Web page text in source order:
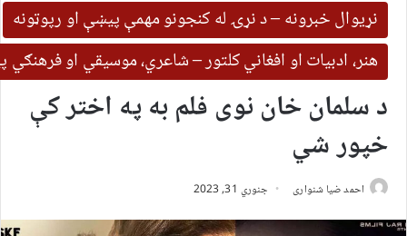
نړیوال خبرونه – د نړۍ له کنجونو مهمې پیښې او رپوټونه
هنر، ادبیات او افغاني کلتور – شاعري، موسیقي او
د سلمان خان نوی فلم به په اختر کې
خپور شي
احمد ضیا شنواری جنوري 31, 2023